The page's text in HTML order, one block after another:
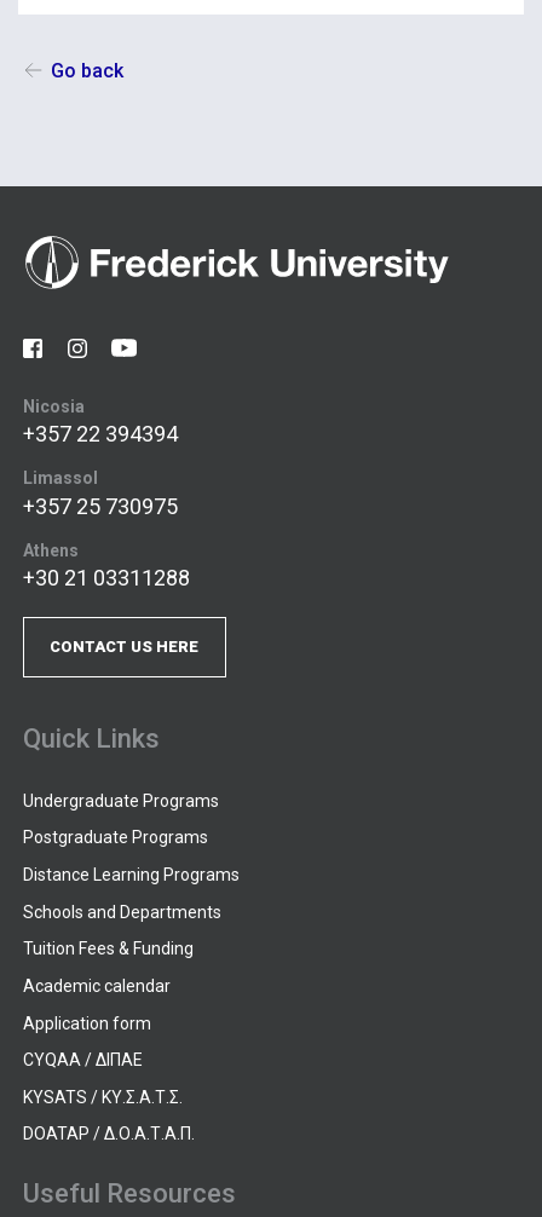
Go back
Nicosia
+357 22 394394
Limassol
+357 25 730975
Athens
+30 21 03311288
CONTACT US HERE
Quick Links
Undergraduate Programs
Postgraduate Programs
Distance Learning Programs
Schools and Departments
Tuition Fees & Funding
Academic calendar
Application form
CYQAA / ΔΙΠΑΕ
KYSATS / ΚΥ.Σ.Α.Τ.Σ.
DOATAP / Δ.Ο.Α.Τ.Α.Π.
Useful Resources